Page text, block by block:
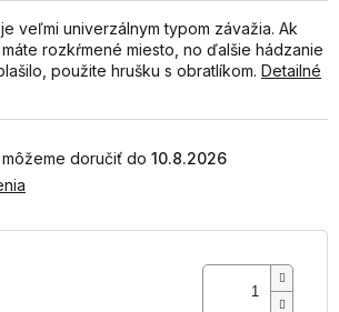
10.8.2026
veľmi univerzálnym typom závažia. Ak
rozkŕmené miesto, no ďalšie hádzanie
použite hrušku s obratlíkom. Detailné